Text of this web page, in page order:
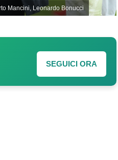
Mancini, Leonardo Bonucci
SEGUICI ORA